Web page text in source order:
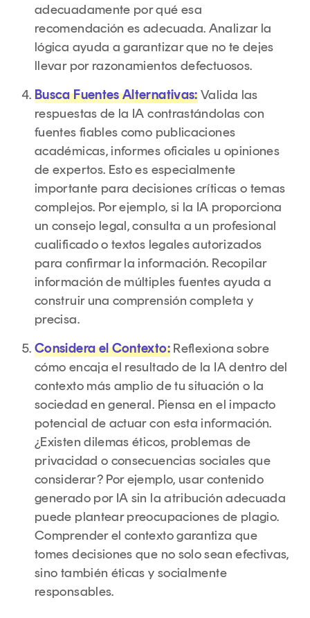
adecuadamente por qué esa
recomendación es adecuada. Analizar la
lógica ayuda a garantizar que no te dejes
llevar por razonamientos defectuosos.
Busca Fuentes Alternativas:Valida las
respuestas de la IA contrastándolas con
fuentes fiables como publicaciones
académicas, informes oficiales u opiniones
de expertos. Esto es especialmente
importante para decisiones críticas o temas
complejos. Por ejemplo, si la IA proporciona
un consejo legal, consulta a un profesional
cualificado o textos legales autorizados
para confirmar la información. Recopilar
información de múltiples fuentes ayuda a
construir una comprensión completa y
precisa.
Considera el Contexto:Reflexiona sobre
cómo encaja el resultado de la IA dentro del
contexto más amplio de tu situación o la
sociedad en general. Piensa en el impacto
potencial de actuar con esta información.
¿Existen dilemas éticos, problemas de
privacidad o consecuencias sociales que
considerar? Por ejemplo, usar contenido
generado por IA sin la atribución adecuada
puede plantear preocupaciones de plagio.
Comprender el contexto garantiza que
tomes decisiones que no solo sean efectivas,
sino también éticas y socialmente
responsables.